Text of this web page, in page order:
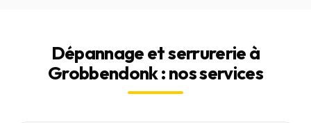
Dépannage et serrurerie à
Grobbendonk : nos services